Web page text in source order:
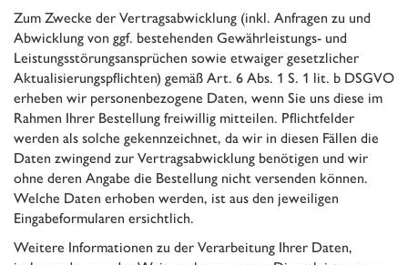
Zum Zwecke der Vertragsabwicklung (inkl. Anfragen zu und
Abwicklung von ggf. bestehenden Gewährleistungs- und
Leistungsstörungsansprüchen sowie etwaiger gesetzlicher
Aktualisierungspflichten) gemäß Art. 6 Abs. 1 S. 1 lit. b DSGVO
erheben wir personenbezogene Daten, wenn Sie uns diese im
Rahmen Ihrer Bestellung freiwillig mitteilen. Pflichtfelder
werden als solche gekennzeichnet, da wir in diesen Fällen die
Daten zwingend zur Vertragsabwicklung benötigen und wir
ohne deren Angabe die Bestellung nicht versenden können.
Welche Daten erhoben werden, ist aus den jeweiligen
Eingabeformularen ersichtlich.
Weitere Informationen zu der Verarbeitung Ihrer Daten,